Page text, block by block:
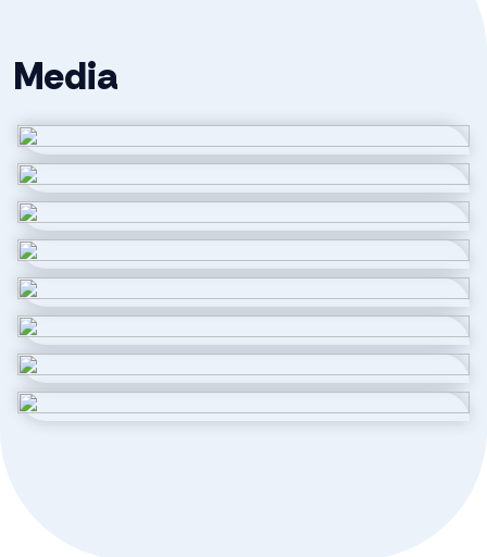
-Zeer geschikt voor o.a. atelier, werkplaats,
montageruimte, distributiepunt of opslag.
-Voldoende parkeergelegenheid rondom het gebouw
-Goed bereikbaar en mooi gelegen op modern
industrieterrein.
-Goed geïsoleerd
-Gebruik ten behoeve van handel en reparatie van
auto’s is niet toegestaan.
-Onder voorbehoud gunning eigenaar.
Deze informatie is door ons met de nodige
zorgvuldigheid samengesteld. Onzerzijds wordt echter
geen enkele aansprakelijkheid aanvaard voor enige
Media